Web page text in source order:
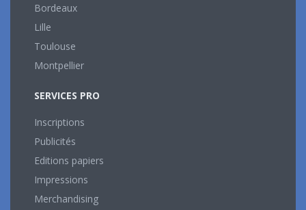
Bordeaux
Lille
Toulouse
Montpellier
SERVICES PRO
Inscriptions
Publicités
Editions papiers
Impressions
Merchandising